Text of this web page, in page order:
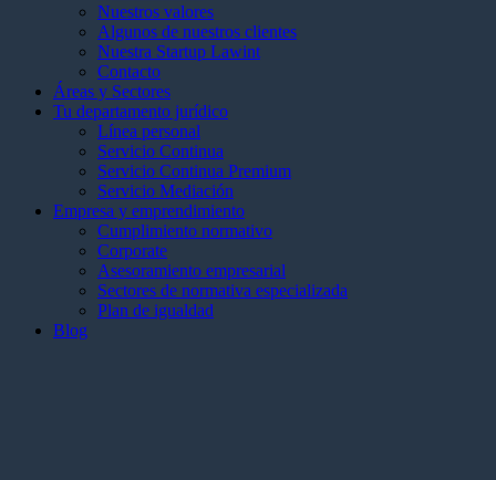
Nuestros valores
Algunos de nuestros clientes
Nuestra Startup Lawint
Contacto
Áreas y Sectores
Tu departamento jurídico
Línea personal
Servicio Continua
Servicio Continua Premium
Servicio Mediación
Empresa y emprendimiento
Cumplimiento normativo
Corporate
Asesoramiento empresarial
Sectores de normativa especializada
Plan de igualdad
Blog